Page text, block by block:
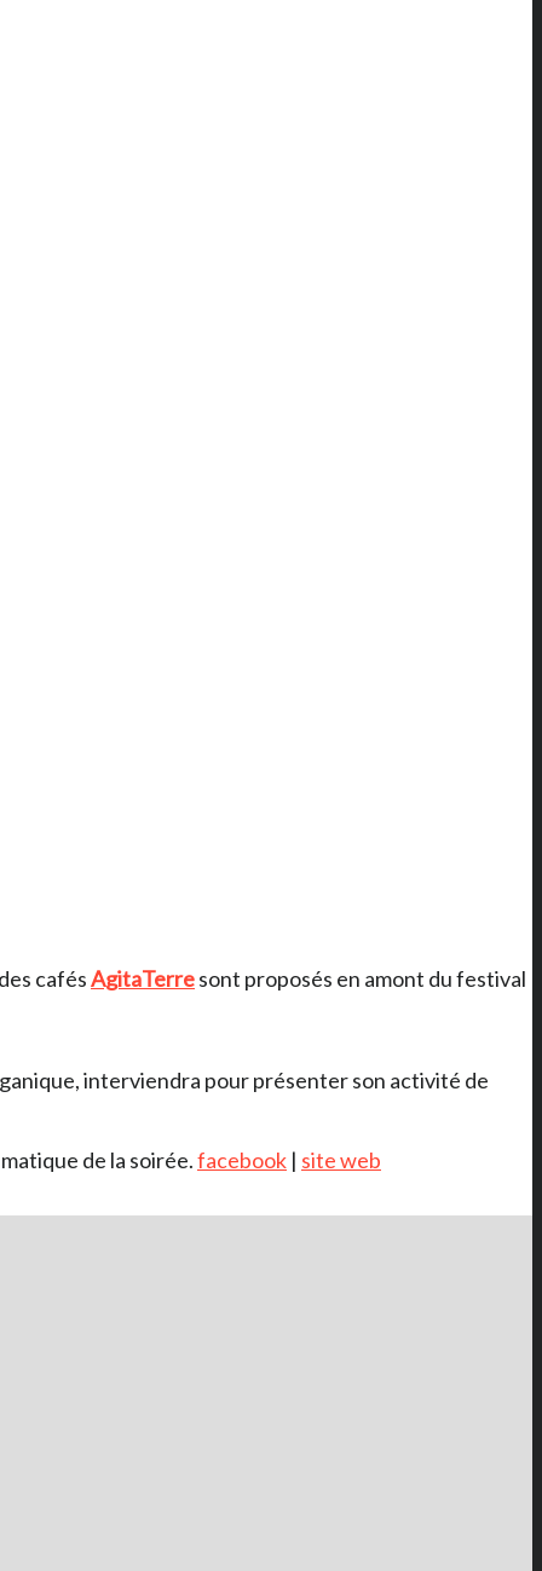
cafésAgitaTerresont proposés en amont du festival
interviendra pour présenter son activité de
de la soirée.facebook | site web